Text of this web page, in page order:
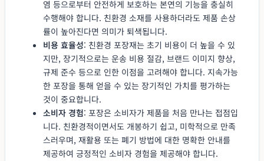
염 등으로부터 안전하게 보호하는 본연의 기능을 충실히
수행해야 합니다. 친환경 소재를 사용하더라도 제품 손상
률이 높아진다면 의미가 퇴색됩니다.
비용 효율성: 친환경 포장재는 초기 비용이 더 높을 수 있
지만, 장기적으로는 운송 비용 절감, 브랜드 이미지 향상,
규제 준수 등으로 인한 이점을 고려해야 합니다. 지속가능
한 포장을 통해 얻을 수 있는 장기적인 가치를 평가하는
것이 중요합니다.
소비자 경험: 포장은 소비자가 제품을 처음 만나는 접점입
니다. 친환경적이면서도 개봉하기 쉽고, 미학적으로 만족
스러우며, 재활용 또는 폐기 방법에 대한 명확한 안내를
제공하여 긍정적인 소비자 경험을 제공해야 합니다.